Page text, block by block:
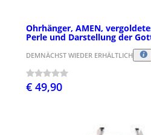
Ohrhänger, AMEN,
Perle und Darstellung der
DEMNÄCHST WIEDER ERHÄLTLICH
€ 49,90